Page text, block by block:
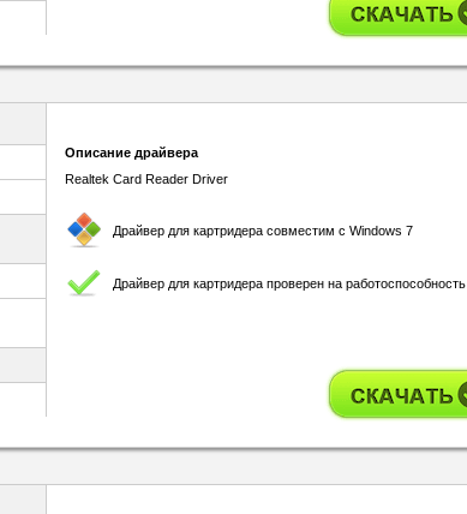
Описание драйвера
Realtek Card Reader Driver
Драйвер для картридера совместим с Windows 7
Драйвер для картридера проверен на работоспособность